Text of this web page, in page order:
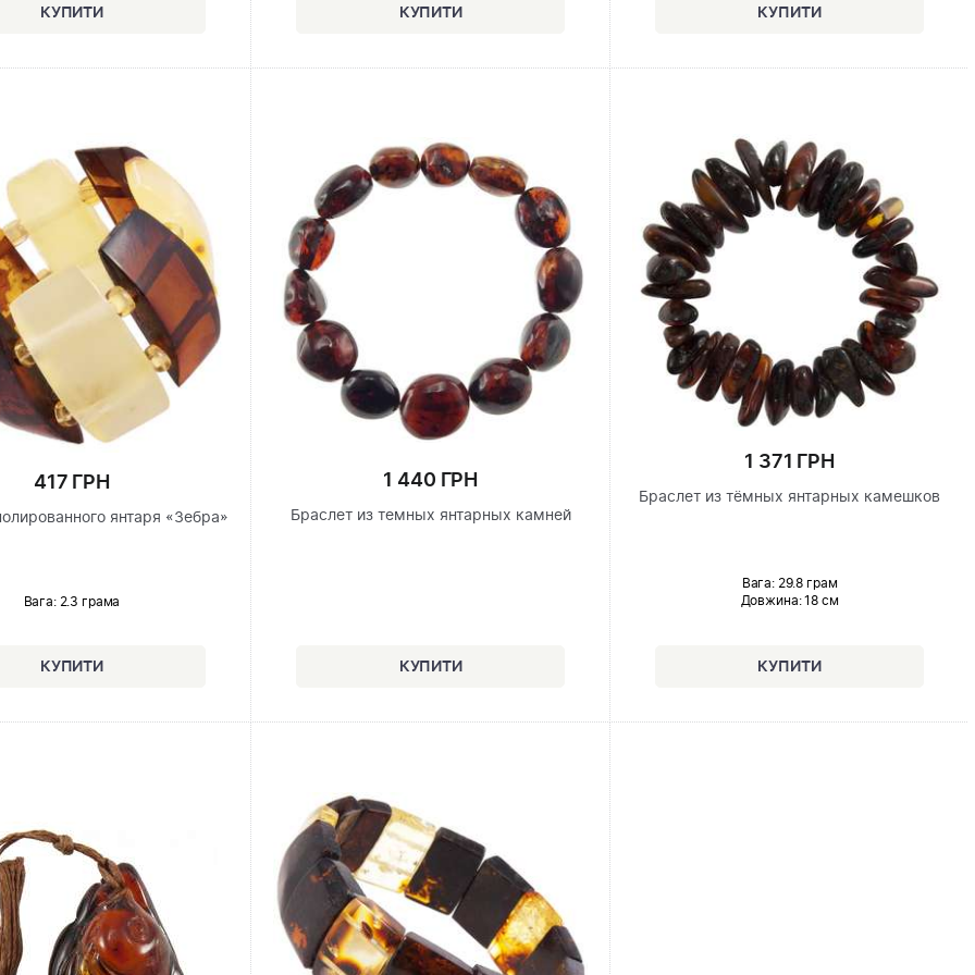
417 ГРН
янтаря «Зебра»
Вага: 2.3 грама
1 440 ГРН
Браслет из темных янтарных камней
1 371 ГРН
Браслет из тёмных янтарных камешков
Вага: 29.8 грам
Довжина:18 см